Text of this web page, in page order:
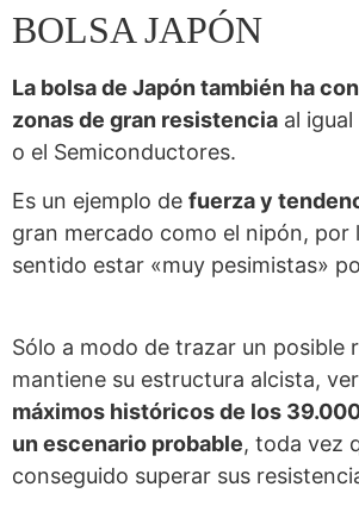
BOLSA JAPÓN
La bolsa de Japón también ha
zonas de gran resistencia al
o el Semiconductores.
Es un ejemplo de fuerza y
gran mercado como el nipón, por
sentido estar «muy pesimistas»
Sólo a modo de trazar un posible
mantiene su estructura alcista,
máximos históricos de los
un escenario probable, toda vez
conseguido superar sus